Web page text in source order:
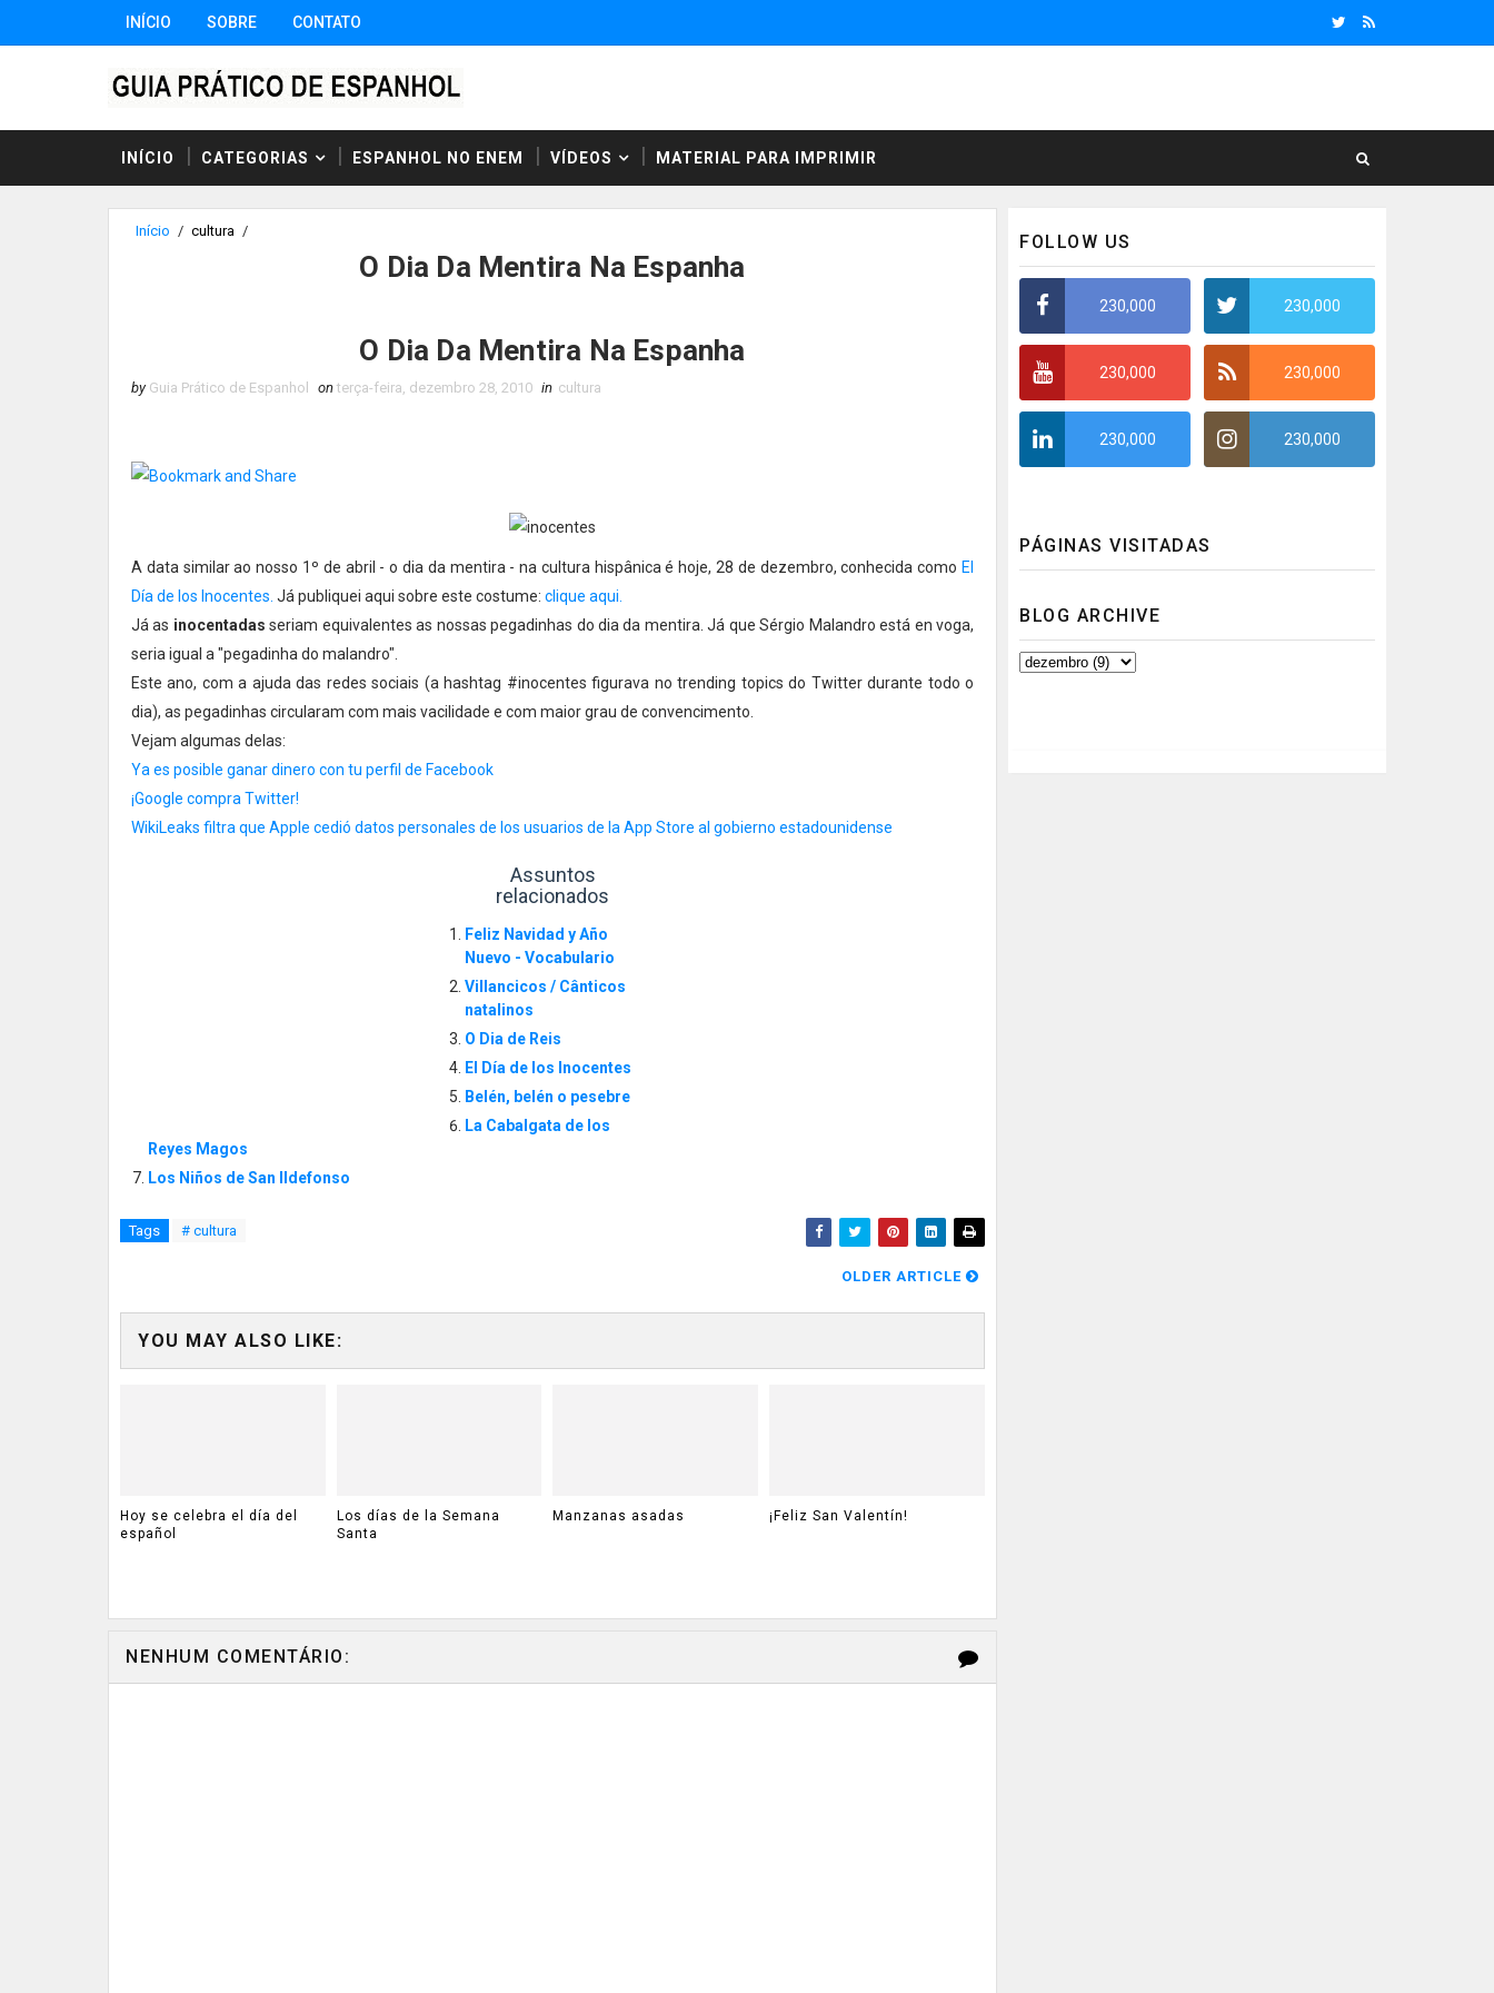
INÍCIO SOBRE CONTATO
INÍCIO CATEGORIAS ESPANHOL NO ENEM VÍDEOS MATERIAL PARA IMPRIMIR
Início / cultura /
O Dia Da Mentira Na Espanha
O Dia Da Mentira Na Espanha
by Guia Prático de Espanhol on terça-feira, dezembro 28, 2010 in cultura
A data similar ao nosso 1º de abril - o dia da mentira - na cultura hispânica é hoje, 28 de dezembro, conhecida como El
Día de los Inocentes. Já publiquei aqui sobre este costume: clique aqui.
Já as inocentadasseriam equivalentes as nossas pegadinhas do dia da mentira. Já que Sérgio Malandro está en voga,
seria igual a "pegadinha do malandro".
Este ano, com a ajuda das redes sociais (a hashtag #inocentes figurava no trending topics do Twitter durante todo o
dia), as pegadinhas circularam com mais vacilidade e com maior grau de convencimento.
Vejam algumas delas:
Ya es posible ganar dinero con tu perfil de Facebook
¡Google compra Twitter!
WikiLeaks filtra que Apple cedió datos personales de los usuarios de la App Store al gobierno estadounidense
Assuntos
relacionados
Feliz Navidad y Año
Nuevo - Vocabulario
Villancicos / Cânticos
natalinos
O Dia de Reis
El Día de los Inocentes
Belén, belén o pesebre
La Cabalgata de los
Reyes Magos
Los Niños de San Ildefonso
Tags # cultura
OLDER ARTICLE
YOU MAY ALSO LIKE:
Hoy se celebra el día del
español
Los días de la Semana
Santa
Manzanas asadas ¡Feliz San Valentín!
NENHUM COMENTÁRIO:
FOLLOW US
230,000 230,000
230,000 230,000
230,000 230,000
PÁGINAS VISITADAS
BLOG ARCHIVE